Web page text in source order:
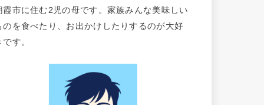
霞市に住む2児の母です。家族みんな美味しい
のを食べたり、お出かけしたりするのが大好
です。